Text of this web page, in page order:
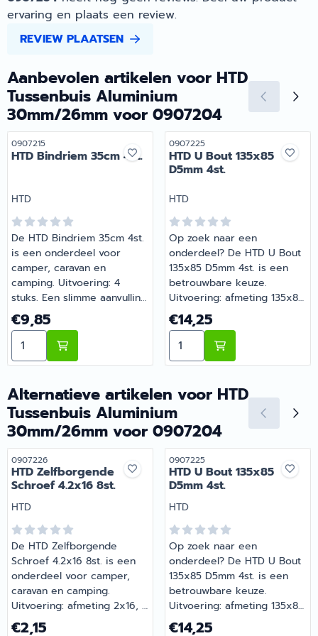
ervaring en plaats een review.
REVIEW PLAATSEN
Aanbevolen artikelen voor HTD
Tussenbuis Aluminium
30mm/26mm voor 0907204
Artikelnummer
0907215
HTD Bindriem 35cm 4st.
Merk:
HTD
De HTD Bindriem 35cm 4st.
is een onderdeel voor
camper, caravan en
camping. Uitvoering: 4
stuks. Een slimme aanvulling
op de uitrusting van je
camper of caravan. Bij
Barsema Recreatie,
specialist in camper- en
het juiste artikel met
persoonlijk advies.
Prijs: 9,85
€9,85
Aantal kiezen voor HTD Bindriem 35cm 4st.
Artikelnummer
0907225
HTD U Bout 135x85
D5mm 4st.
Merk:
HTD
Op zoek naar een
onderdeel? De HTD U Bout
135x85 D5mm 4st. is een
betrouwbare keuze.
Uitvoering: afmeting 135x85,
4 stuks. Onmisbaar voor
wie comfortabel op pad
gaat met de camper of
caravan. Bestel dit
bij Barsema Recreatie, jouw
recreatiespecialist.
Prijs: 14,25
€14,25
Aantal kiezen voor HTD U
Alternatieve artikelen voor HTD
Tussenbuis Aluminium
30mm/26mm voor 0907204
Artikelnummer
0907226
HTD Zelfborgende
Schroef 4.2x16 8st.
Merk:
HTD
De HTD Zelfborgende
Schroef 4.2x16 8st. is een
onderdeel voor camper,
caravan en camping.
Uitvoering: afmeting 2x16, 8
stuks. Gemaakt voor
Prijs: 2,15
€2,15
Artikelnummer
0907225
HTD U Bout 135x85
D5mm 4st.
Merk:
HTD
Op zoek naar een
onderdeel? De HTD U Bout
135x85 D5mm 4st. is een
betrouwbare keuze.
Uitvoering: afmeting 135x85,
4 stuks. Onmisbaar voor
Prijs: 14,25
€14,25